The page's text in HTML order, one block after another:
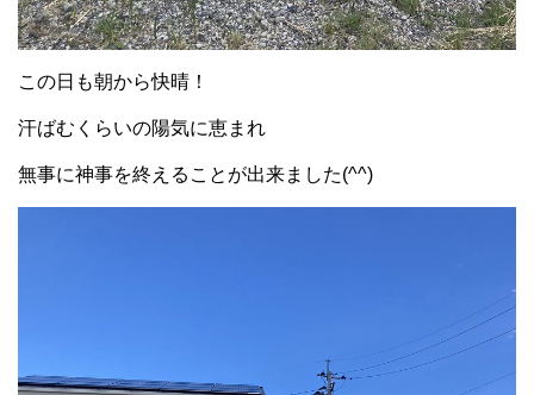
この日も朝から快晴！
汗ばむくらいの陽気に恵まれ
無事に神事を終えることが出来ました(^^)